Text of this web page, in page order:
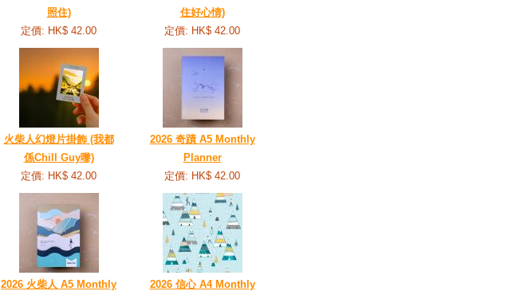
照住)
定價: HK$ 42.00
住好心情)
定價: HK$ 42.00
火柴人幻燈片掛飾 (我都
係Chill Guy嚟)
定價: HK$ 42.00
2026 奇蹟 A5 Monthly
Planner
定價: HK$ 42.00
2026 火柴人 A5 Monthly
2026 信心 A4 Monthly